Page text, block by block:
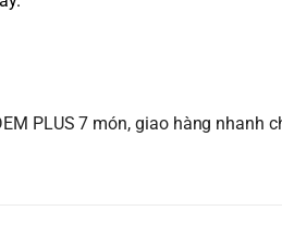
PLUS 7 món, giao hàng nhanh